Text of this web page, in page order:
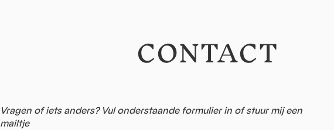
CONTACT
Vragen of iets anders? Vul onderstaande formulier in of stuur mij een
mailtje